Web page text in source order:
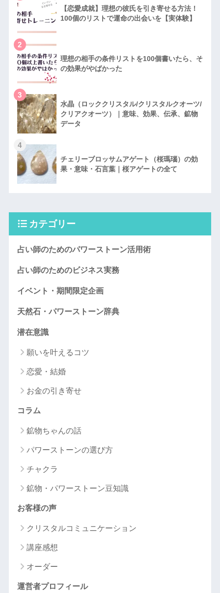
【恋愛成就】理想の彼氏を引き寄せる方法！
100個のリストで運命の出会いを【実体験】
2
理想の相手の条件リストを100個書いたら、そ
の効果がやばかった
3
水晶（ロッククリスタル/クリスタルクオーツ/
クリアクオーツ）｜意味、効果、伝承、鉱物
データ
4
チェリーブロッサムアゲート（桜瑪瑙）の効
果・意味・石言葉｜桜アゲートの全て
カテゴリー
占い師のためのパワーストーン活用術
占い師のためのビジネス実務
イベント・期間限定企画
天然石・パワーストーン辞典
潜在意識
願いを叶えるコツ
恋愛・結婚
お金の引き寄せ
コラム
鉱物ちゃんの話
パワーストーンの選び方
チャクラ
鉱物・パワーストーン豆知識
お客様の声
クリスタルコミュニケーション
講座感想
オーダー
運営者プロフィール